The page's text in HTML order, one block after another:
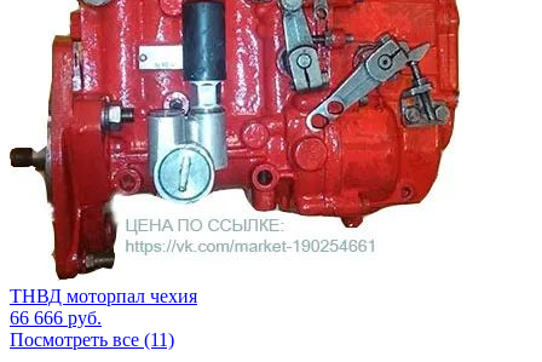
ТНВД моторпал чехия
66 666 руб.
Посмотреть все (11)